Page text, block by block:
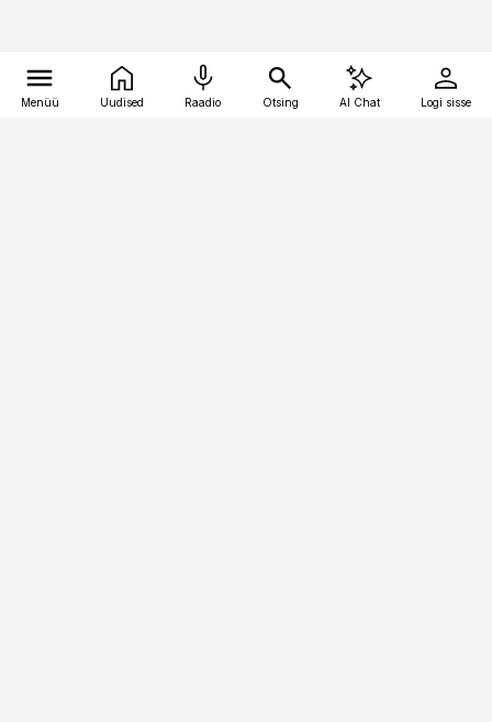
Menüü Uudised Raadio Otsing AI Chat Logi sisse